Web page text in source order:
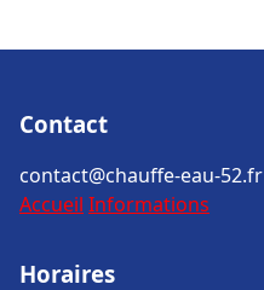
Contact
contact@chauffe-eau-52.fr
Accueil Informations
Horaires